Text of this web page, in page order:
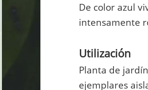
De color azul
intensamente
Utilización
Planta de
ejemplares